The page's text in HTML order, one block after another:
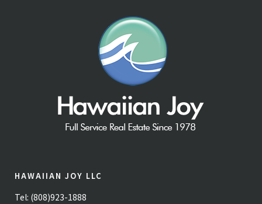
HAWAIIAN JOY LLC
Tel: (808)923-1888